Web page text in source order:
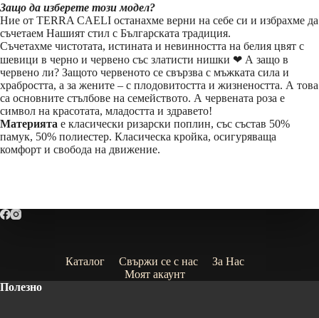
Защо да изберете този модел?
Ние от TERRA CAELI останахме верни на себе си и избрахме да
съчетаем Нашият стил с Българската традиция.
Съчетахме чистотата, истината и невинността на белия цвят с
шевици в черно и червено със златисти нишки ❤ А защо в
червено ли? Защото червеното се свързва с мъжката сила и
храбростта, а за жените – с плодовитостта и жизнеността. А това
са основните стълбове на семейството. А червената роза е
символ на красотата, младостта и здравето!
Материята е класически ризарски поплин, със състав 50%
памук, 50% полиестер. Класическа кройка, осигуряваща
комфорт и свобода на движение.
Каталог Свържи се с нас
За Нас
Моят акаунт
Полезно